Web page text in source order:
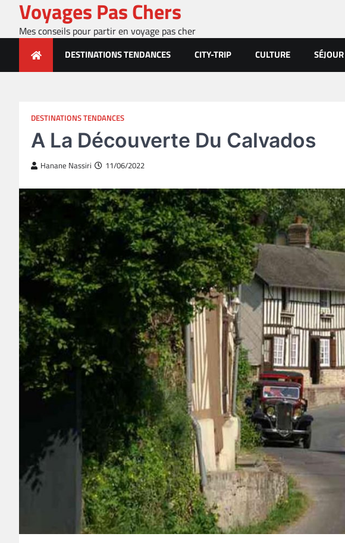
content
Voyages Pas Chers
Mes conseils pour partir en voyage pas cher
DESTINATIONS TENDANCES CITY-TRIP CULTURE
DESTINATIONS TENDANCES
A La Découverte Du Calvados
Hanane Nassiri 11/06/2022